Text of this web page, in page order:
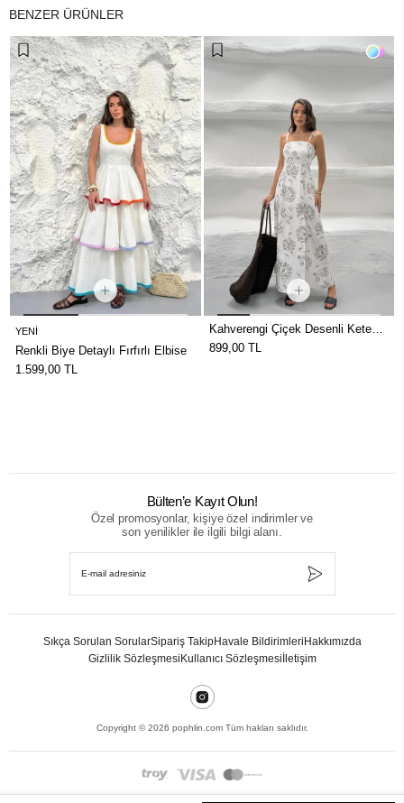
BENZER ÜRÜNLER
YENI
Renkli Biye Detaylı Fırfırlı Elbise
1.599,00 TL
Kahverengi Çiçek Desenli Keten
Elbise
899,00 TL
Bülten’e Kayıt Olun!
Özel promosyonlar, kişiye özel indirimler ve
son yenilikler ile ilgili bilgi alanı.
Sıkça Sorulan SorularSipariş TakipHavale Bildirimleri Hakkımızda
Gizlilik Sözleşmesi Kullanıcı Sözleşmesi İletişim
Copyright ©2026 pophlin.com Tüm hakları saklıdır.